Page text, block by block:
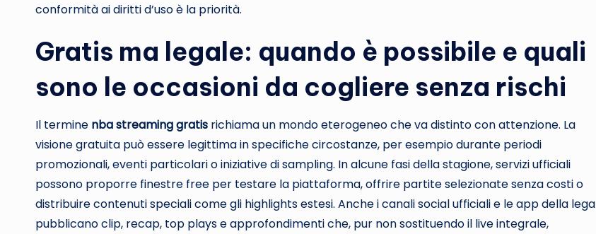
conformità ai diritti d’uso è la priorità.
Gratis ma legale: quando è possibile e quali
sono le occasioni da cogliere senza rischi
Il termine nba streaming gratis richiama un mondo eterogeneo che va distinto con attenzione. La
visione gratuita può essere legittima in specifiche circostanze, per esempio durante periodi
promozionali, eventi particolari o iniziative di sampling. In alcune fasi della stagione, servizi ufficiali
possono proporre finestre free per testare la piattaforma, offrire partite selezionate senza costi o
distribuire contenuti speciali come gli highlights estesi. Anche i canali social ufficiali e le app della lega
pubblicano clip, recap, top plays e approfondimenti che, pur non sostituendo il live integrale,